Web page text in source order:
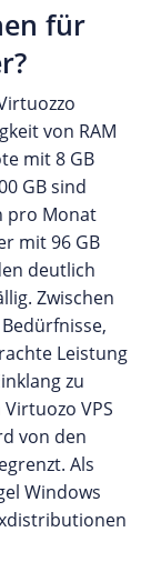
für
von RAM
mit 8 GB
GB sind
pro Monat
mit 96 GB
deutlich
Zwischen
Leistung
zu
VPS
von den
Als
Windows